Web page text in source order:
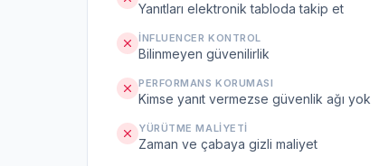
Yanıtları elektronik tabloda takip et
İNFLUENCER KONTROL
Bilinmeyen güvenilirlik
PERFORMANS KORUMASI
Kimse yanıt vermezse güvenlik ağı yok
YÜRÜTME MALIYETI
Zaman ve çabaya gizli maliyet